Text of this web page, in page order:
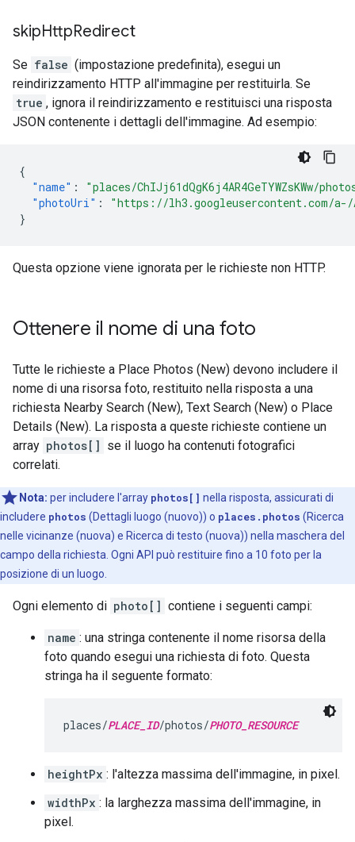
skipHttpRedirect
Se false (impostazione predefinita), esegui un
reindirizzamento HTTP all'immagine per restituirla. Se
true , ignora il reindirizzamento e restituisci una risposta
JSON contenente i dettagli dell'immagine. Ad esempio:
{
"name" :
"places/ChIJj61dQgK6j4AR4GeTYWZsKWw/
"photoUri" :
"https://lh3.googleusercontent.com/a-/
}
Questa opzione viene ignorata per le richieste non HTTP.
Ottenere il nome di una foto
Tutte le richieste a Place Photos (New) devono includere il
nome di una risorsa foto, restituito nella risposta a una
richiesta Nearby Search (New), Text Search (New) o Place
Details (New). La risposta a queste richieste contiene un
array photos[] se il luogo ha contenuti fotografici
correlati.
Nota: per includere l'array photos[] nella risposta, assicurati di
includere photos (Dettagli luogo (nuovo)) o places.photos (Ricerca
nelle vicinanze (nuova) e Ricerca di testo (nuova)) nella maschera del
campo della richiesta. Ogni API può restituire fino a 10 foto per la
posizione di un luogo.
Ogni elemento di photo[] contiene i seguenti campi:
name : una stringa contenente il nome risorsa della
foto quando esegui una richiesta di foto. Questa
stringa ha il seguente formato:
places/PLACE_ID/photos/PHOTO_RESOURCE
heightPx : l'altezza massima dell'immagine, in pixel.
widthPx : la larghezza massima dell'immagine, in
pixel.